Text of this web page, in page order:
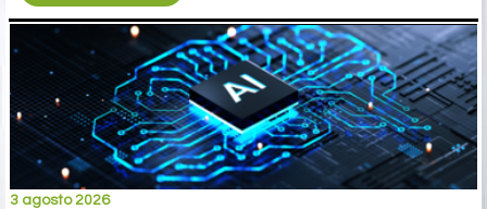
3 agosto 2026